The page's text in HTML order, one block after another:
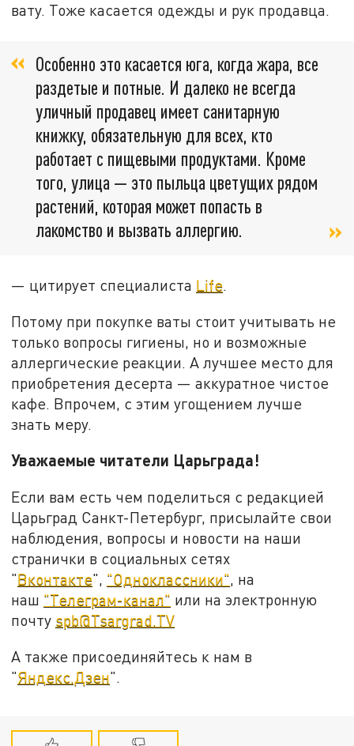
вату. Тоже касается одежды и рук продавца.
Особенно это касается юга, когда жара, все
раздетые и потные. И далеко не всегда
уличный продавец имеет санитарную
книжку, обязательную для всех, кто
работает с пищевыми продуктами. Кроме
того, улица — это пыльца цветущих рядом
растений, которая может попасть в
лакомство и вызвать аллергию.
— цитирует специалиста Life.
Потому при покупке ваты стоит учитывать не
только вопросы гигиены, но и возможные
аллергические реакции. А лучшее место для
приобретения десерта — аккуратное чистое
кафе. Впрочем, с этим угощением лучше
знать меру.
Уважаемые читатели Царьграда!
Если вам есть чем поделиться с редакцией
Царьград Санкт-Петербург, присылайте свои
наблюдения, вопросы и новости на наши
странички в социальных сетях
"Вконтакте", "Одноклассники", на
наш "Телеграм-канал" или на электронную
почту spb@Tsargrad.TV
А также присоединяйтесь к нам в
"Яндекс.Дзен".